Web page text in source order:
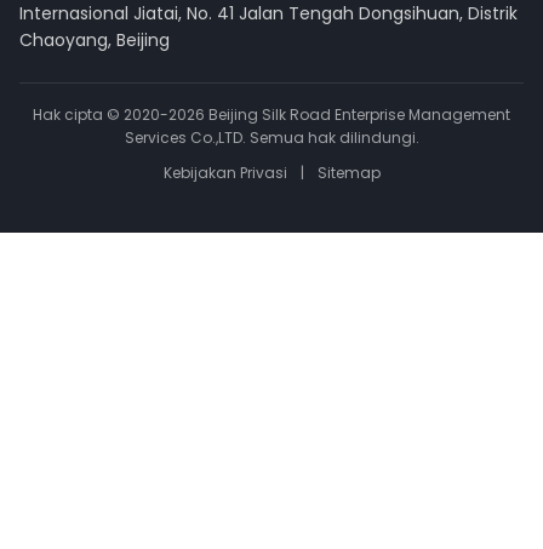
Internasional Jiatai, No. 41 Jalan Tengah Dongsihuan, Distrik
Chaoyang, Beijing
Hak cipta © 2020-2026 Beijing Silk Road Enterprise Management
Services Co.,LTD. Semua hak dilindungi.
Kebijakan Privasi
| Sitemap